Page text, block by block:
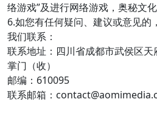
络游戏”及进行网络游戏，奥秘文
6.如您有任何疑问、建议或意见的
我们联系：
联系地址：四川省成都市武侯区
掌门（收）
邮编：610095
联系邮箱：